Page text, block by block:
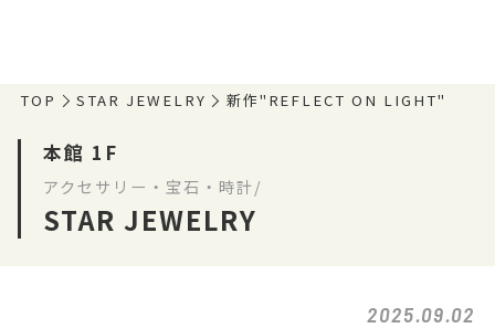
TOP STAR JEWELRY 新作"REFLECT ON LIGHT"
本館 1F
アクセサリー・宝石・時計/
STAR JEWELRY
2025.09.02